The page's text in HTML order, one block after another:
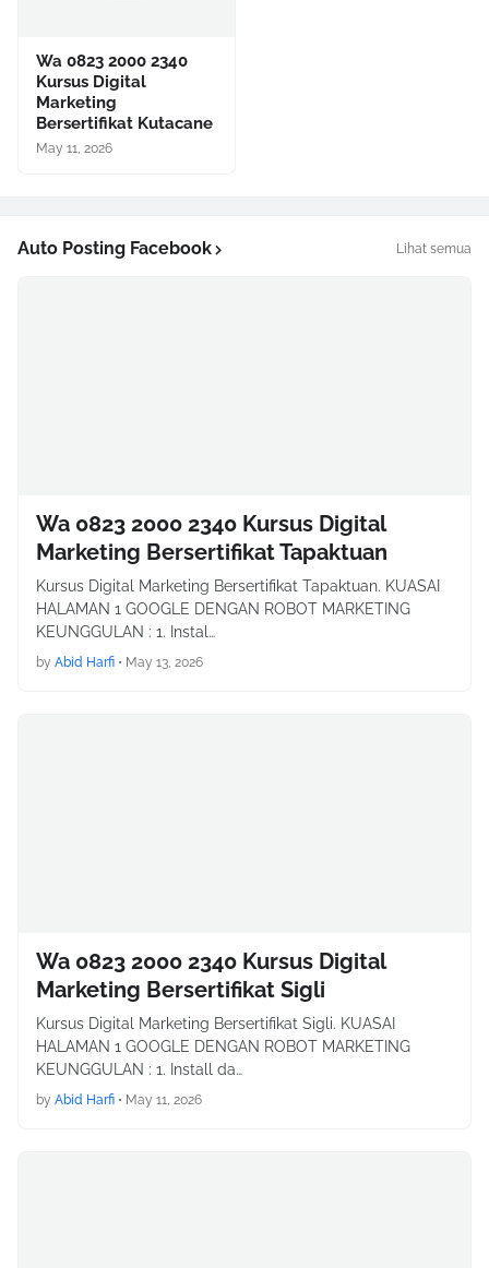
Wa 0823 2000 2340
Kursus Digital
Marketing
Bersertifikat Kutacane
May 11, 2026
Auto Posting Facebook Lihat semua
Wa 0823 2000 2340 Kursus Digital
Marketing Bersertifikat Tapaktuan
Kursus Digital Marketing Bersertifikat Tapaktuan. KUASAI
HALAMAN 1 GOOGLE DENGAN ROBOT MARKETING
KEUNGGULAN : 1. Instal…
by Abid Harfi • May 13, 2026
Wa 0823 2000 2340 Kursus Digital
Marketing Bersertifikat Sigli
Kursus Digital Marketing Bersertifikat Sigli. KUASAI
HALAMAN 1 GOOGLE DENGAN ROBOT MARKETING
KEUNGGULAN : 1. Install da…
by Abid Harfi • May 11, 2026